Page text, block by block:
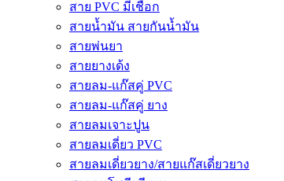
สาย PVC มีเชือก
สายน้ำมัน สายกันน้ำมัน
สายพ่นยา
สายยางเด้ง
สายลม-แก๊สคู่ PVC
สายลม-แก๊สคู่ ยาง
สายลมเจาะปูน
สายลมเดี่ยว PVC
สายลมเดี่ยวยาง/สายแก๊สเดี่ยวยาง